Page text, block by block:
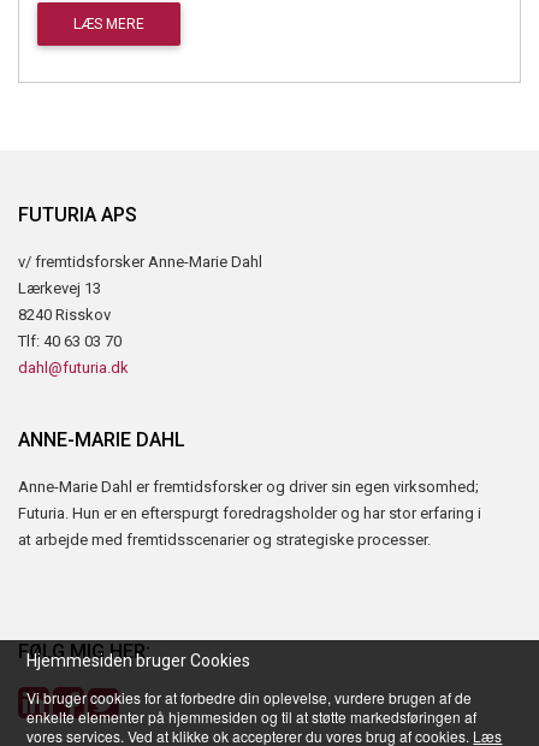
LÆS MERE
Vil du vide mere om fremtiden? Tilmeld dig nyhedsbrevet fra
fremtiden med artikler og analyser om, hvordan megatrends
påvirker os som mennesker, information om foredrag og meget
andet. Nyhedsbrevet udkommer ca. 10-12 gange årligt.
FUTURIA APS
v/ fremtidsforsker Anne-Marie Dahl
Lærkevej 13
8240 Risskov
Tlf: 40 63 03 70
dahl@futuria.dk
ANNE-MARIE DAHL
Anne-Marie Dahl er fremtidsforsker og driver sin egen virksomhed;
Futuria. Hun er en efterspurgt foredragsholder og har stor erfaring i
at arbejde med fremtidsscenarier og strategiske processer.
FØLG MIG HER:
Hjemmesiden bruger Cookies
Vi bruger cookies for at forbedre din oplevelse, vurdere brugen af de
enkelte elementer på hjemmesiden og til at støtte markedsføringen af
vores services. Ved at klikke ok accepterer du vores brug af cookies. Læs